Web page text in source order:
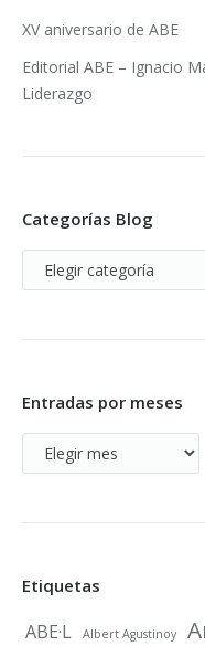
XV aniversario de ABE
Editorial ABE – Ignacio
Liderazgo
Categorías Blog
Categorías
Blog
Entradas por meses
Entradas
por
Etiquetas
ABE·L Albert Agustinoy